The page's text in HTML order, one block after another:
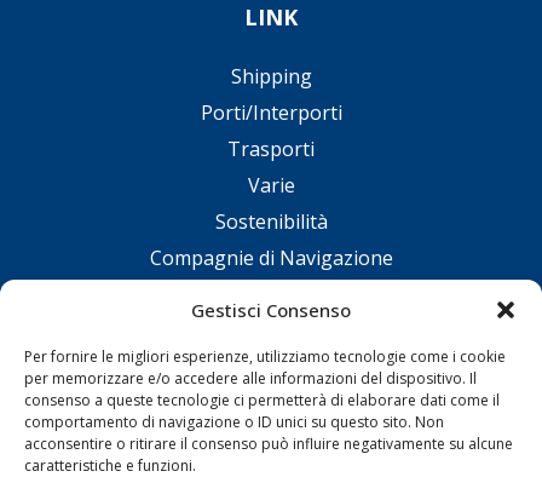
Gestisci Consenso
Per fornire le migliori esperienze, utilizziamo tecnologie come i cookie
per memorizzare e/o accedere alle informazioni del dispositivo. Il
consenso a queste tecnologie ci permetterà di elaborare dati come il
comportamento di navigazione o ID unici su questo sito. Non
acconsentire o ritirare il consenso può influire negativamente su alcune
caratteristiche e funzioni.
LINK
Shipping
Porti/Interporti
Trasporti
Varie
Sostenibilità
Compagnie di Navigazione
Chi siamo
Contatti